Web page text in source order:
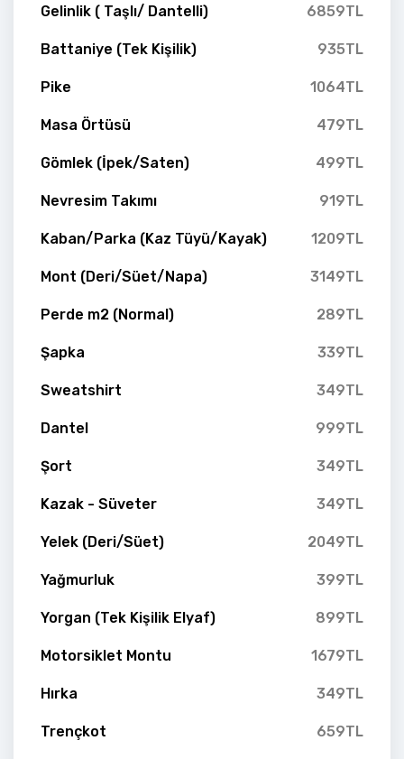
Gelinlik ( Taşlı/ Dantelli) 6859TL
Battaniye (Tek Kişilik) 935TL
Pike 1064TL
Masa Örtüsü 479TL
Gömlek (İpek/Saten) 499TL
Nevresim Takımı 919TL
Kaban/Parka (Kaz Tüyü/Kayak) 1209TL
Mont (Deri/Süet/Napa) 3149TL
Perde m2 (Normal) 289TL
Şapka 339TL
Sweatshirt 349TL
Dantel 999TL
Şort 349TL
Kazak - Süveter 349TL
Yelek (Deri/Süet) 2049TL
Yağmurluk 399TL
Yorgan (Tek Kişilik Elyaf) 899TL
Motorsiklet Montu 1679TL
Hırka 349TL
Trençkot 659TL